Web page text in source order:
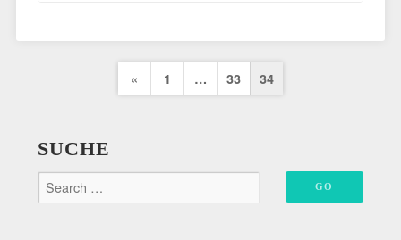
Seitennummerierung
Previous
« 1 … 33 34
SUCHE